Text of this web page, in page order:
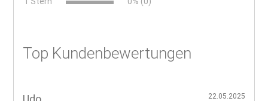
Top Kundenbewertungen
22.05.2025